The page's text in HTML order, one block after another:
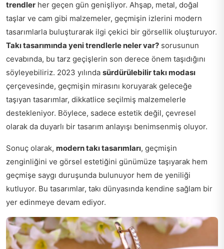
trendler her geçen gün genişliyor. Ahşap, metal, doğal
taşlar ve cam gibi malzemeler, geçmişin izlerini modern
tasarımlarla buluşturarak ilgi çekici bir görsellik oluşturuyor.
Takı tasarımında yeni trendlerle neler var? sorusunun
cevabında, bu tarz geçişlerin son derece önem taşıdığını
söyleyebiliriz. 2023 yılında sürdürülebilir takı modası
çerçevesinde, geçmişin mirasını koruyarak geleceğe
taşıyan tasarımlar, dikkatlice seçilmiş malzemelerle
destekleniyor. Böylece, sadece estetik değil, çevresel
olarak da duyarlı bir tasarım anlayışı benimsenmiş oluyor.
Sonuç olarak, modern takı tasarımları, geçmişin
zenginliğini ve görsel estetiğini günümüze taşıyarak hem
geçmişe saygı duruşunda bulunuyor hem de yeniliği
kutluyor. Bu tasarımlar, takı dünyasında kendine sağlam bir
yer edinmeye devam ediyor.